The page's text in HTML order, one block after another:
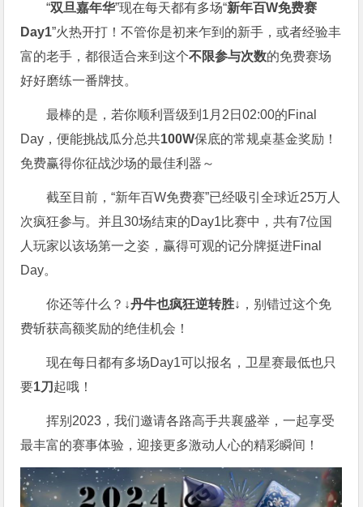
“双旦嘉年华”现在每天都有多场“新年百W免费赛
Day1”火热开打！不管你是初来乍到的新手，或者经验丰
富的老手，都很适合来到这个不限参与次数的免费赛场
好好磨练一番牌技。
最棒的是，若你顺利晋级到1月2日02:00的Final
Day，便能挑战瓜分总共100W保底的常规桌基金奖励！
免费赢得你征战沙场的最佳利器～
截至目前，“新年百W免费赛”已经吸引全球近25万人
次疯狂参与。并且30场结束的Day1比赛中，共有7位国
人玩家以该场第一之姿，赢得可观的记分牌挺进Final
Day。
你还等什么？ ↓丹牛也疯狂逆转胜↓ ，别错过这个免
费斩获高额奖励的绝佳机会！
现在每日都有多场Day1可以报名，卫星赛最低也只
要1刀 起哦！
挥别2023，我们邀请各路高手共襄盛举，一起享受
最丰富的赛事体验，迎接更多激动人心的精彩瞬间！